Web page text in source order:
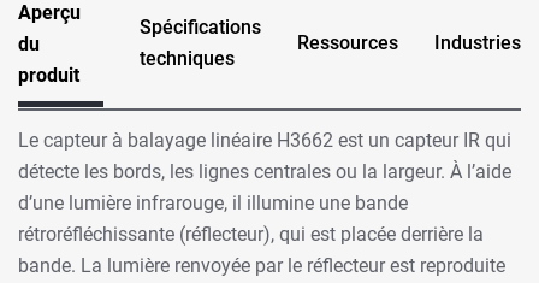
Aperçu
du
produit
Spécifications
techniques
Ressources Industries
Le capteur à balayage linéaire H3662 est un capteur IR qui
détecte les bords, les lignes centrales ou la largeur. À l’aide
d’une lumière infrarouge, il illumine une bande
rétroréfléchissante (réflecteur), qui est placée derrière la
bande. La lumière renvoyée par le réflecteur est reproduite